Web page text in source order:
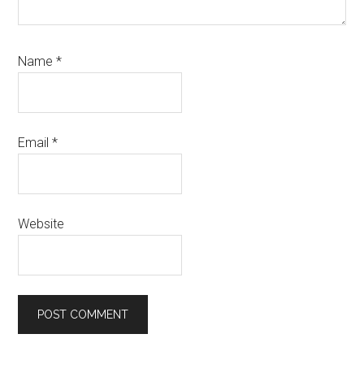
Name*
Email*
Website